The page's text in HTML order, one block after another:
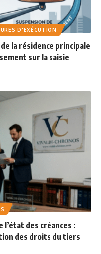
D'EXÉCUTION
la résidence principale
sur la saisie
l’état des créances :
des droits du tiers